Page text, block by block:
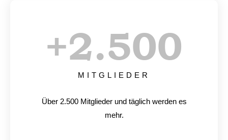
MITGLIEDER
+2.500
Über 2.500 Mitglieder und täglich werden es
mehr.